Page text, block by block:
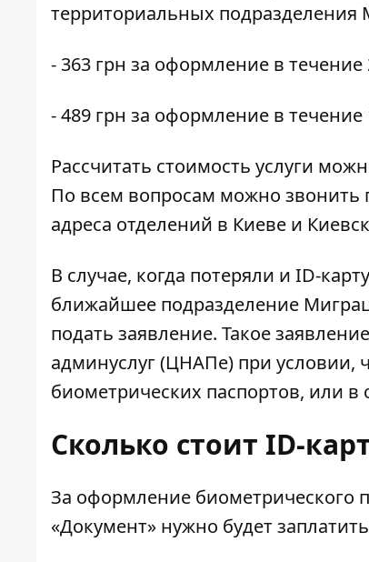
территориальных
- 363 грн за оформление в
- 489 грн за оформление в
Рассчитать стоимость услуги
По всем вопросам можно звонить
адреса отделений в Киеве и
В случае, когда потеряли и ID-
ближайшее подразделение
подать заявление. Такое
админуслуг (ЦНАПе) при условии,
биометрических паспортов, или в
Сколько стоит ID-
За оформление биометрического
«Документ» нужно будет